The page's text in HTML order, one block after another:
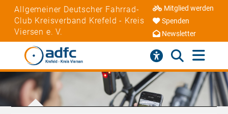
Allgemeiner Deutscher Fahrrad-
Club Kreisverband Krefeld - Kreis
Viersen e. V.
Mitglied werden
Spenden
Newsletter